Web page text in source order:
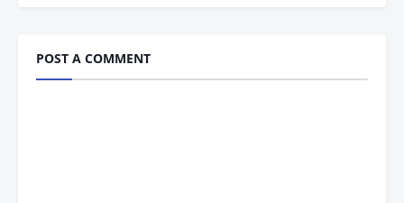
POST A COMMENT